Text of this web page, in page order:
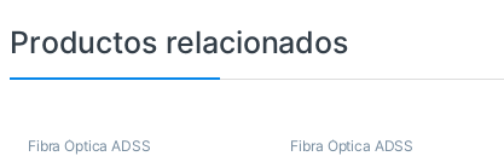
Productos relacionados
Fibra Óptica ADSS Fibra Óptica ADSS